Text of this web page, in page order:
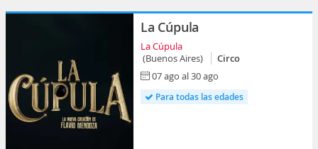
La Cúpula
La Cúpula
(Buenos Aires)
Circo
07 ago al 30 ago
Para todas las edades